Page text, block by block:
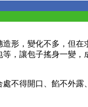
形，變化不多，但
，讓包子搖身一變
處不得開口、餡不外